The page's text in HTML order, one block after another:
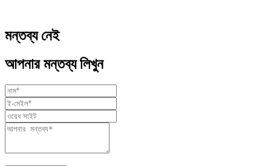
মন্তব্য নেই
আপনার মন্তব্য লিখুন